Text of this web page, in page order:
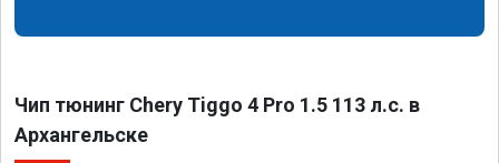
Чип тюнинг Chery Tiggo 4 Pro 1.5 113 л.с. в
Архангельске